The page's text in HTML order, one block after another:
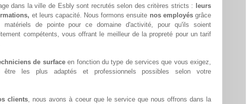
dans la ville de Esbly sont recrutés selon des critères stricts :
leurs
et leurs capacité. Nous formons ensuite nos employésgrâce
de pointe pour ce domaine d'activité, pour qu'ils soient
compétents, vous offrant le meilleur de la propreté pour un tarif
de surfaceen fonction du type de services que vous exigez,
être les plus adaptés et professionnels possibles selon votre
clients, nous avons à coeur que le service que nous offrons dans la